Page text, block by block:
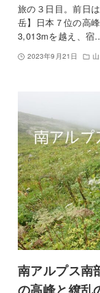
旅の３日目。前日
岳】日本７位の高
3,013mを越え、宿
2023年9月21日 山
南アルプス南
の高峰と繚乱